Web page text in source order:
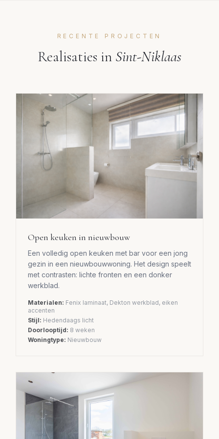
RECENTE PROJECTEN
Realisaties in Sint-Niklaas
Open keuken in nieuwbouw
Een volledig open keuken met bar voor een jong
gezin in een nieuwbouwwoning. Het design speelt
met contrasten: lichte fronten en een donker
werkblad.
Materialen: Fenix laminaat, Dekton werkblad, eiken
accenten
Stijl: Hedendaags licht
Doorlooptijd: 8 weken
Woningtype: Nieuwbouw